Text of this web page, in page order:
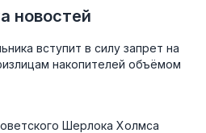
новостей
вступит в силу запрет на
накопителей объёмом
Шерлока Холмса